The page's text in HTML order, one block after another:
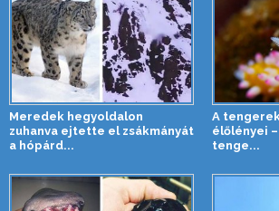
Meredek hegyoldalon
zuhanva ejtette el zsákmányát
a hópárd...
A
élőlényei
tenge...